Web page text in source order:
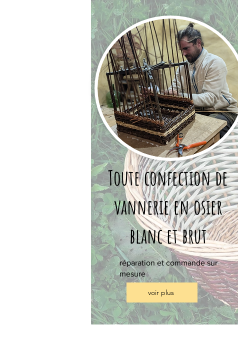
Toute confection de
vannerie en osier
blanc et brut
réparation et commande sur
mesure
voir plus